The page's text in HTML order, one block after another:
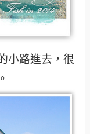
小路進去，很